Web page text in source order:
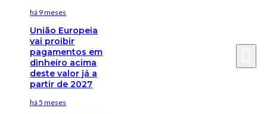
há 9 meses
União Europeia
vai proibir
pagamentos em
dinheiro acima
deste valor já a
partir de 2027
há 5 meses